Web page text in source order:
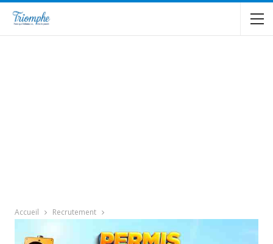
Accueil Recrutement